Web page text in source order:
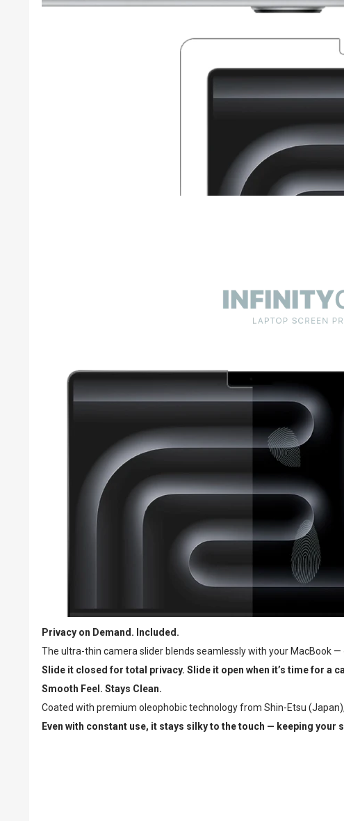
Privacy on Demand. Included.
The ultra-thin camera slider blends seamlessly with your MacBook
Slide it closed for total privacy. Slide it open when it’s time for a
Smooth Feel. Stays Clean.
Coated with premium oleophobic technology from Shin-Etsu
Even with constant use, it stays silky to the touch — keeping